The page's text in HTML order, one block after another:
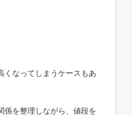
くなってしまうケースもあ
係を整理しながら、値段を